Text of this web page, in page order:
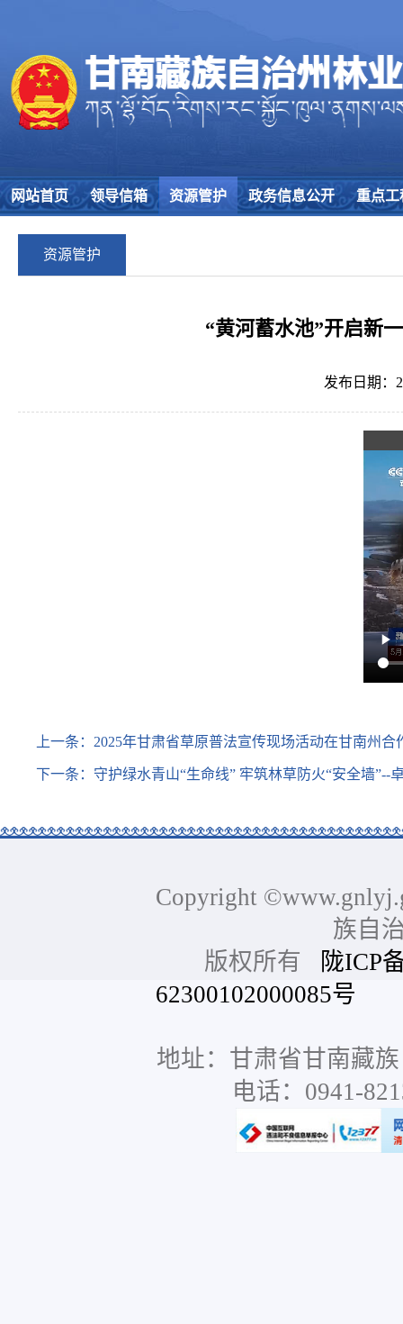
网站首页 领导信箱 资源管护 政务信息公开 重点工
资源管护
“黄河蓄水池”开启新
发布日期：
上一条： 2025年甘肃省草原普法宣传现场活动在甘南州合
下一条： 守护绿水青山“生命线” 牢筑林草防火“安全墙
Copyright
族自
版权所有
陇ICP
62300102000085号
地址：甘肃省甘南藏
电话：0941-